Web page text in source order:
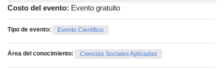
Costo del evento: Evento gratuito
Tipo de evento: Evento Científico
Área del conocimiento: Ciencias Sociales Aplicadas